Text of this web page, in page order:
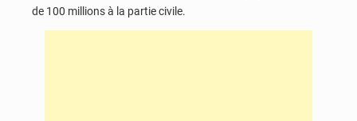
de 100 millions à la partie civile.